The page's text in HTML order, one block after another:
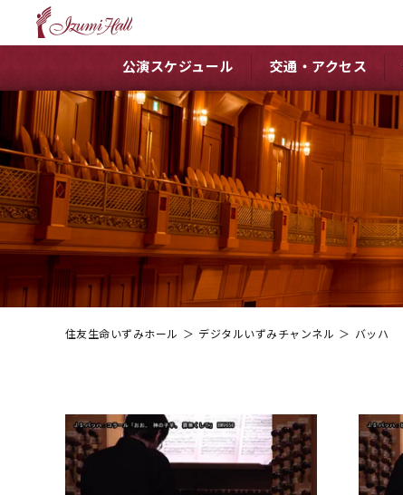
公演スケジュール 交通・アクセス
住友生命いずみホール ＞ デジタルいずみチャンネル ＞ バッハ